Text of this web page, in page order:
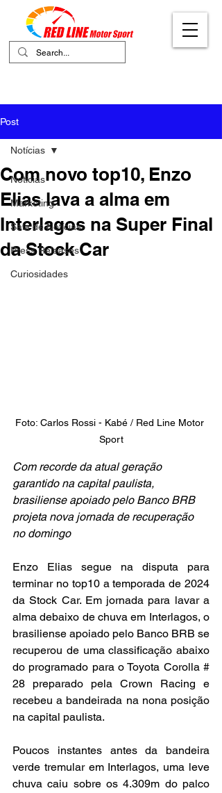
Post
Notícias
Marketing
Sala de Notícias
Press Releases
Curiosidades
Notícias
Com novo top10, Enzo
Elias lava a alma em
Interlagos na Super Final
da Stock Car
Foto: Carlos Rossi - Kabé / Red Line Motor
Sport
Com recorde da atual geração
garantido na capital paulista,
brasiliense apoiado pelo Banco BRB
projeta nova jornada de recuperação
no domingo
Enzo Elias segue na disputa para
terminar no top10 a temporada de 2024
da Stock Car. Em jornada para lavar a
alma debaixo de chuva em Interlagos, o
brasiliense apoiado pelo Banco BRB se
recuperou de uma classificação abaixo
do programado para o Toyota Corolla #
28 preparado pela Crown Racing e
recebeu a bandeirada na nona posição
na capital paulista.
Poucos instantes antes da bandeira
verde tremular em Interlagos, uma leve
chuva caiu sobre os 4.309m do palco